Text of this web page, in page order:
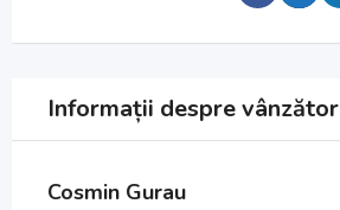
Informații despre vânzător
Cosmin Gurau